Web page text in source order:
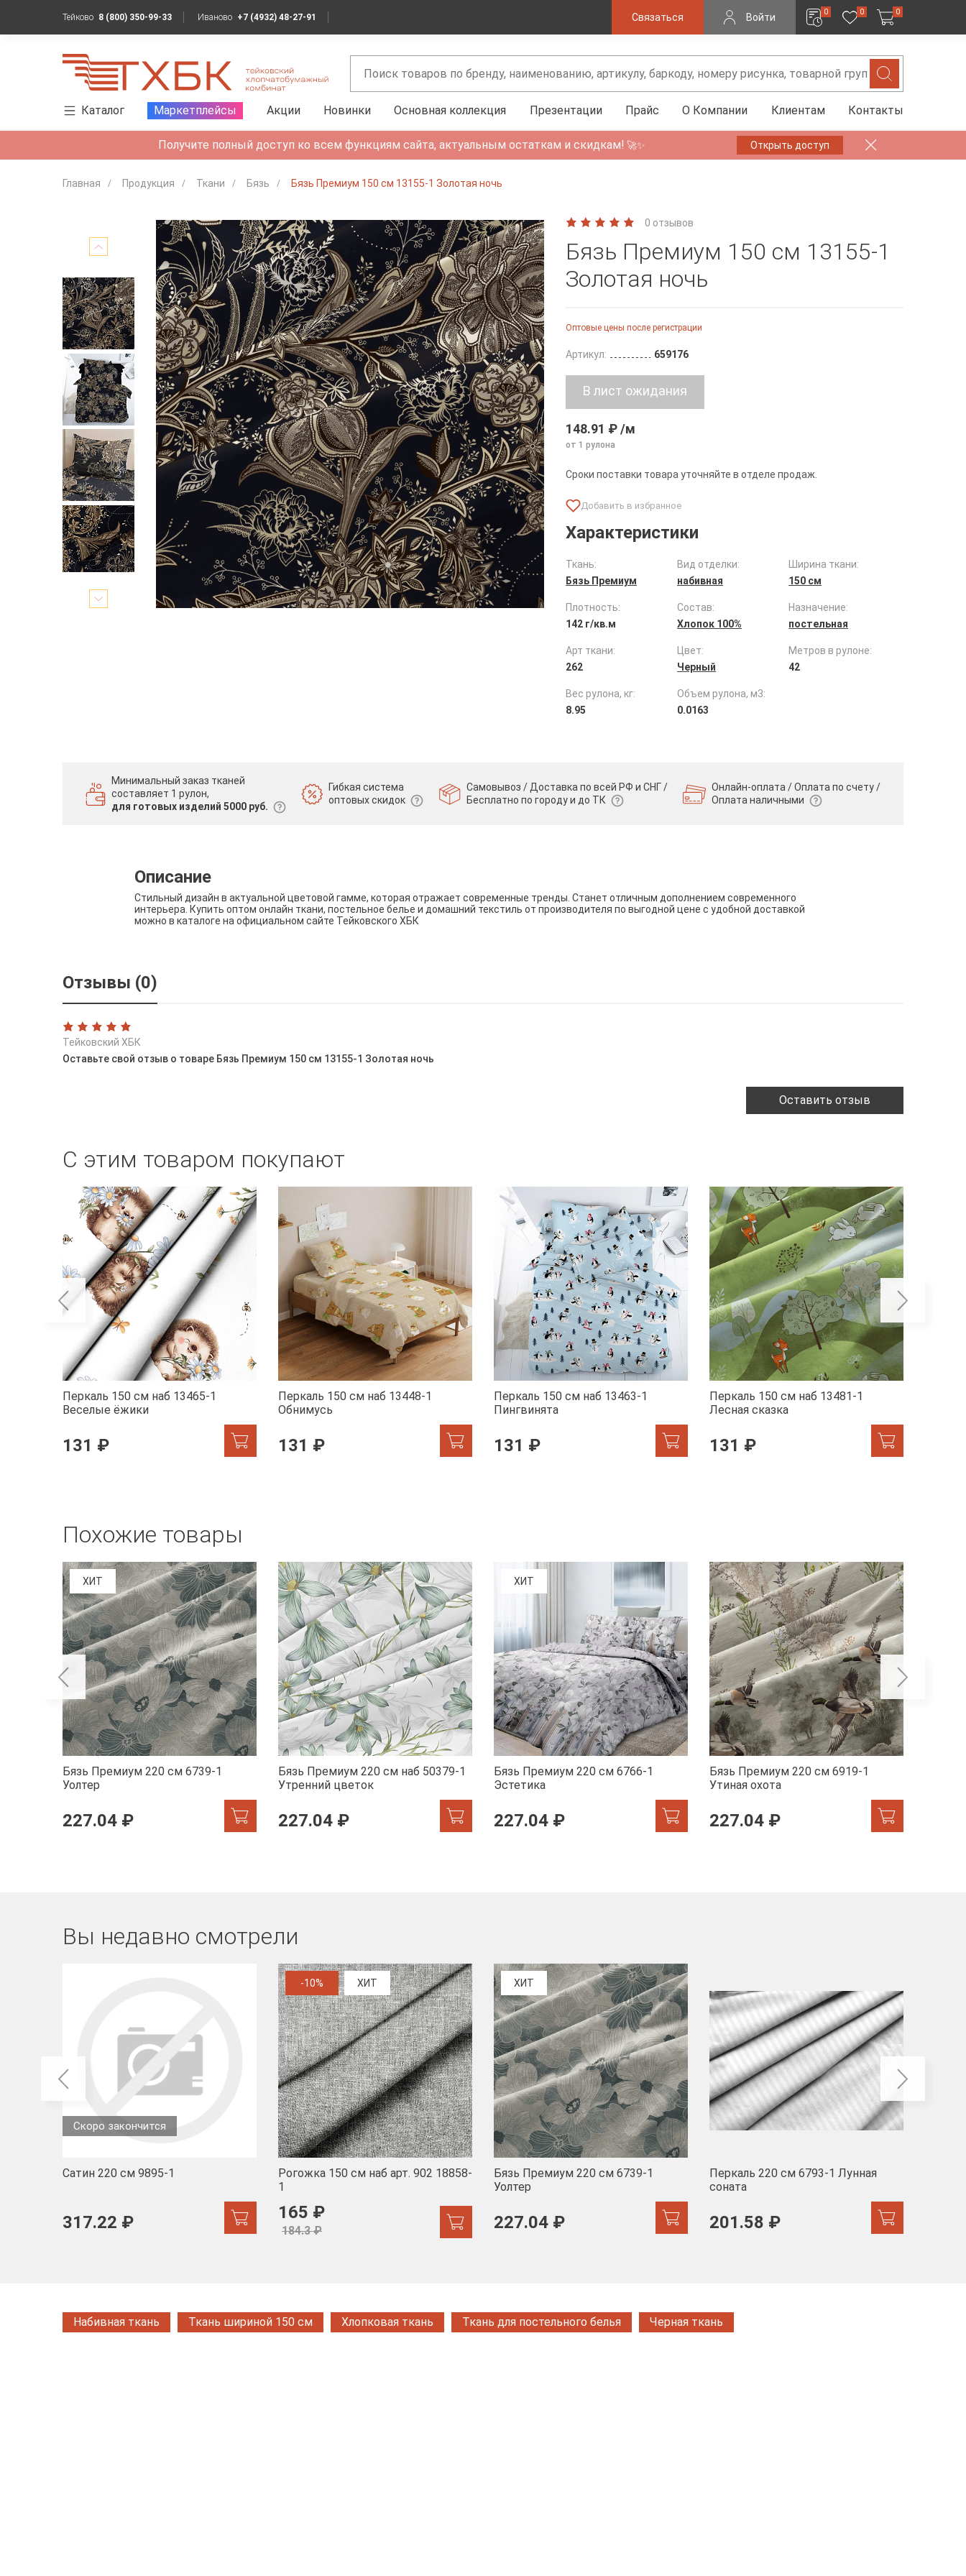
Тейково 8 (800) 350-99-33 Иваново +7 (4932) 48-27-91 Связаться Войти 0 0 0
Каталог Маркетплейсы Акции Новинки Основная коллекция Презентации Прайс О Компании Клиентам Контакты
Получите полный доступ ко всем функциям сайта, актуальным остаткам и скидкам! 🚀✨ Открыть доступ
Главная Продукция Ткани Бязь Бязь Премиум 150 см 13155-1 Золотая ночь
0 отзывов
Бязь Премиум 150 см 13155-1
Золотая ночь
Оптовые цены после регистрации
Артикул: 659176
148.91 ₽ /м
от 1 рулона
Сроки поставки товара уточняйте в отделе продаж.
Характеристики
Ткань:
Бязь Премиум
Вид отделки:
набивная
Ширина ткани:
150 см
Плотность:
142 г/кв.м
Состав:
Хлопок 100%
Назначение:
постельная
Арт ткани:
262
Цвет:
Черный
Метров в рулоне:
42
Вес рулона, кг:
8.95
Объем рулона, м3:
0.0163
Минимальный заказ тканей
составляет 1 рулон,
для готовых изделий 5000 руб.
Гибкая система
оптовых скидок
Самовывоз / Доставка по всей РФ и СНГ /
Бесплатно по городу и до ТК
Онлайн-оплата / Оплата по счету /
Оплата наличными
Описание
Стильный дизайн в актуальной цветовой гамме, которая отражает современные тренды. Станет отличным дополнением современного
интерьера. Купить оптом онлайн ткани, постельное белье и домашний текстиль от производителя по выгодной цене с удобной доставкой
можно в каталоге на официальном сайте Тейковского ХБК
Отзывы (0)
Тейковский ХБК
Оставьте свой отзыв о товаре Бязь Премиум 150 см 13155-1 Золотая ночь
Оставить отзыв
С этим товаром покупают
Перкаль 150 см наб 13465-1
Веселые ёжики
131 ₽
Перкаль 150 см наб 13448-1
Обнимусь
131 ₽
Перкаль 150 см наб 13463-1
Пингвинята
131 ₽
Перкаль 150 см наб 13481-1
Лесная сказка
131 ₽
Похожие товары
ХИТ
Бязь Премиум 220 см 6739-1
Уолтер
227.04 ₽
Бязь Премиум 220 см наб 50379-1
Утренний цветок
227.04 ₽
ХИТ
Бязь Премиум 220 см 6766-1
Эстетика
227.04 ₽
Бязь Премиум 220 см 6919-1
Утиная охота
227.04 ₽
Вы недавно смотрели
Скоро закончится
Сатин 220 см 9895-1
317.22 ₽
-10% ХИТ
Рогожка 150 см наб арт. 902 18858-
1
165 ₽
184.3 ₽
ХИТ
Бязь Премиум 220 см 6739-1
Уолтер
227.04 ₽
Перкаль 220 см 6793-1 Лунная
соната
201.58 ₽
Набивная ткань Ткань шириной 150 см Хлопковая ткань Ткань для постельного белья Черная ткань